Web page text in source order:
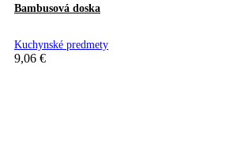
Bambusová doska
Kuchynské predmety
9,06 €